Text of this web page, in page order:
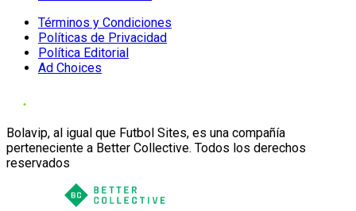
Términos y Condiciones
Políticas de Privacidad
Política Editorial
Ad Choices
Bolavip, al igual que Futbol Sites, es una compañía
perteneciente a Better Collective. Todos los derechos
reservados